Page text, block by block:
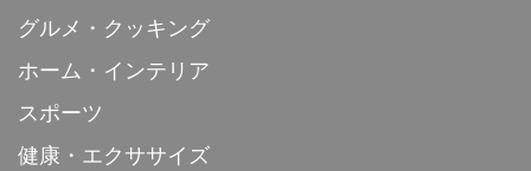
グルメ・クッキング
ホーム・インテリア
スポーツ
健康・エクササイズ